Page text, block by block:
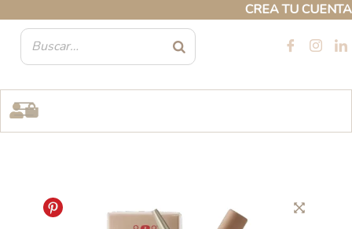
CREA TU CUENTA
contenido